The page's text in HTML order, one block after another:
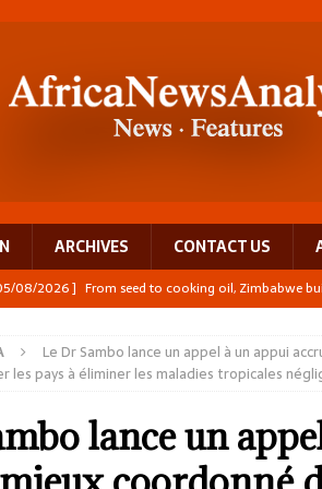
ARCHIVES CONTACT US
08/2026 ] From seed to cooking oil, Zimbabwe
08/2026 ] Nollywood Glitz and Diplomatic
08/2026 ]
OPINION: Why Africa’s Textile Story
Le Dr Sambo lance un appel à un appui
les pays à éliminer les maladies tropicales
lance un